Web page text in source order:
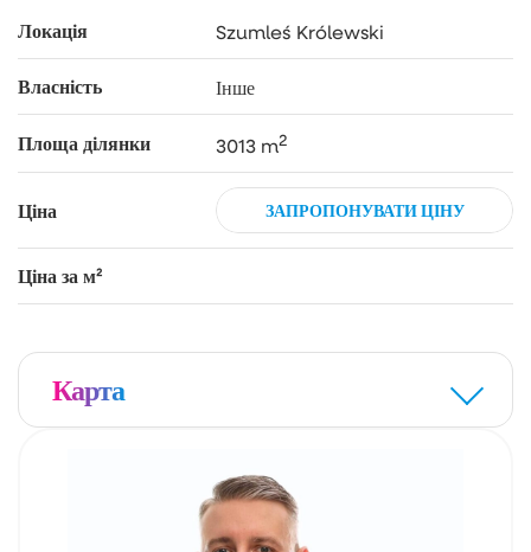
Локація Szumleś Królewski
Власність Інше
Площа ділянки 3013 m2
Ціна ЗАПРОПОНУВАТИ ЦІНУ
Ціна за м²
Карта